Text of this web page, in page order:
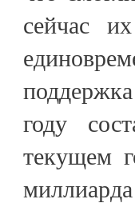
сейчас
году
текущем